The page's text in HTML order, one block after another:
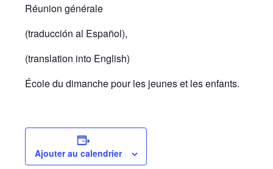
Réunion générale
(traducción al Español),
(translation into English)
École du dimanche pour les jeunes et les enfants.
Ajouter au calendrier